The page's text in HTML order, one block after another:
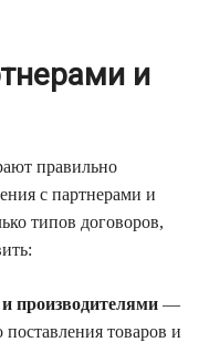
и
правильно
с партнерами и
типов договоров,
производителями —
поставления товаров и